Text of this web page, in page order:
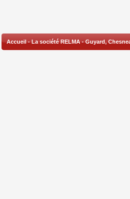
Accueil-La société RELMA-Guyard,